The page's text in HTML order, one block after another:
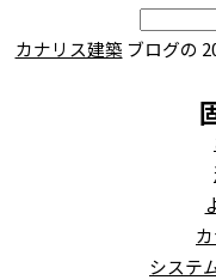
検
索:
カナリス建築 ブログの
システ